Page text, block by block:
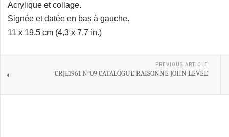
Acrylique et collage.
Signée et datée en bas à gauche.
11 x 19.5 cm (4,3 x 7,7 in.)
PREVIOUS ARTICLE
CRJL1961 N°09 CATALOGUE RAISONNE JOHN LEVEE